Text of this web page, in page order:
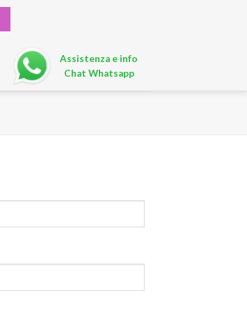
Assistenza e info
Chat Whatsapp